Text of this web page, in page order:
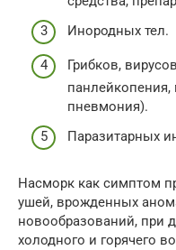
Инородных тел.
Грибков,
пневмония).
Паразитарных
Насморк как симптом
ушей, врожденных
новообразований, при
холодного и горячего